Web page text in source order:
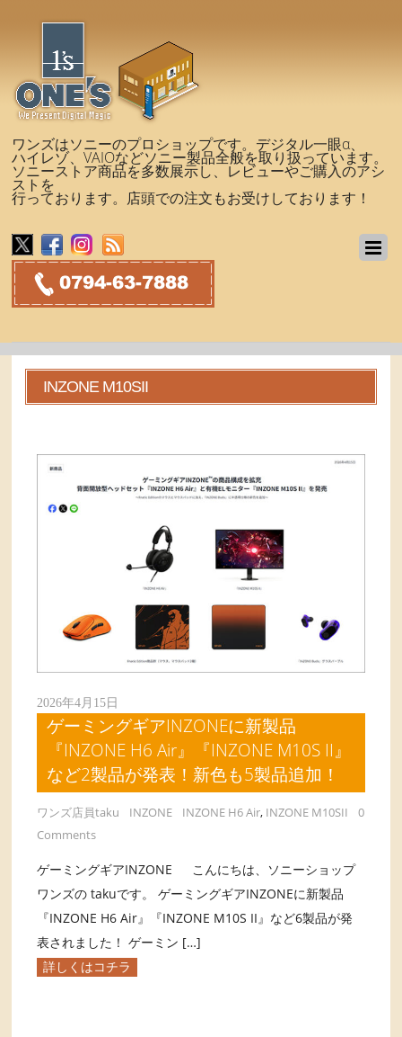
ワンズはソニーのプロショップです。デジタル一眼α、
ハイレゾ、VAIOなどソニー製品全般を取り扱っています。
ソニーストア商品を多数展示し、レビューやご購入のアシ
ストを
行っております。店頭での注文もお受けしております！
INZONE M10SII
2026年4月15日
ゲーミングギアINZONEに新製品
『INZONE H6 Air』『INZONE M10S II』
など2製品が発表！新色も5製品追加！
ワンズ店員taku INZONE INZONE H6 Air, INZONE M10SII
0
Comments
ゲーミングギアINZONE こんにちは、ソニーショップ
ワンズの takuです。 ゲーミングギアINZONEに新製品
『INZONE H6 Air』『INZONE M10S II』など6製品が発
表されました！ ゲーミン […]
詳しくはコチラ